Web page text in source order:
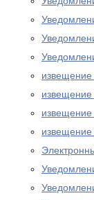
извещение
извещение
извещение
извещение